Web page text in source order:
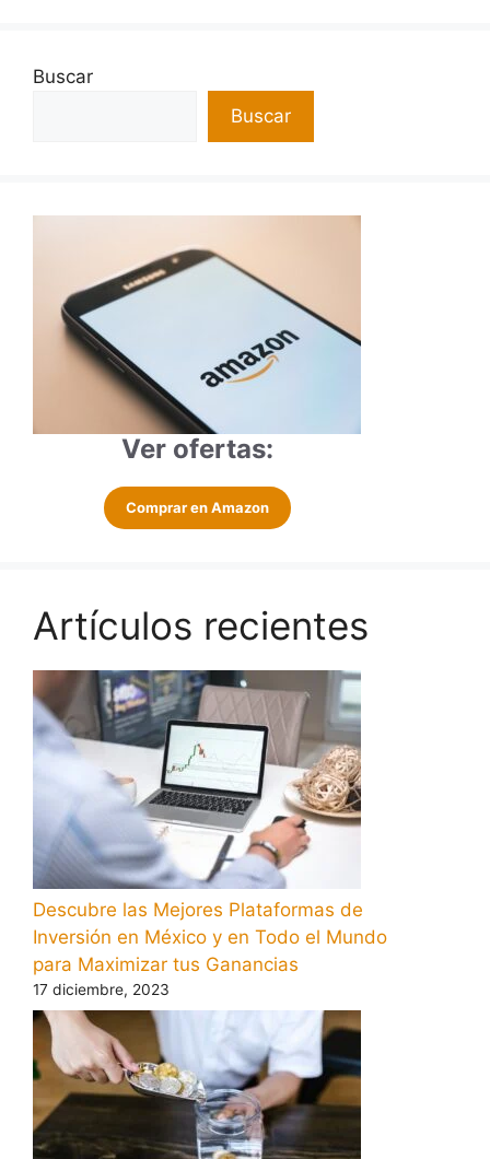
Buscar
Buscar
Ver ofertas:
Comprar en Amazon
Artículos recientes
Descubre las Mejores Plataformas de
Inversión en México y en Todo el Mundo
para Maximizar tus Ganancias
17 diciembre, 2023